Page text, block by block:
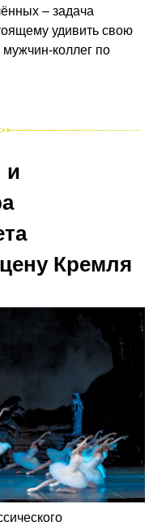
– задача
удивить свою
коллег по
и
Кремля